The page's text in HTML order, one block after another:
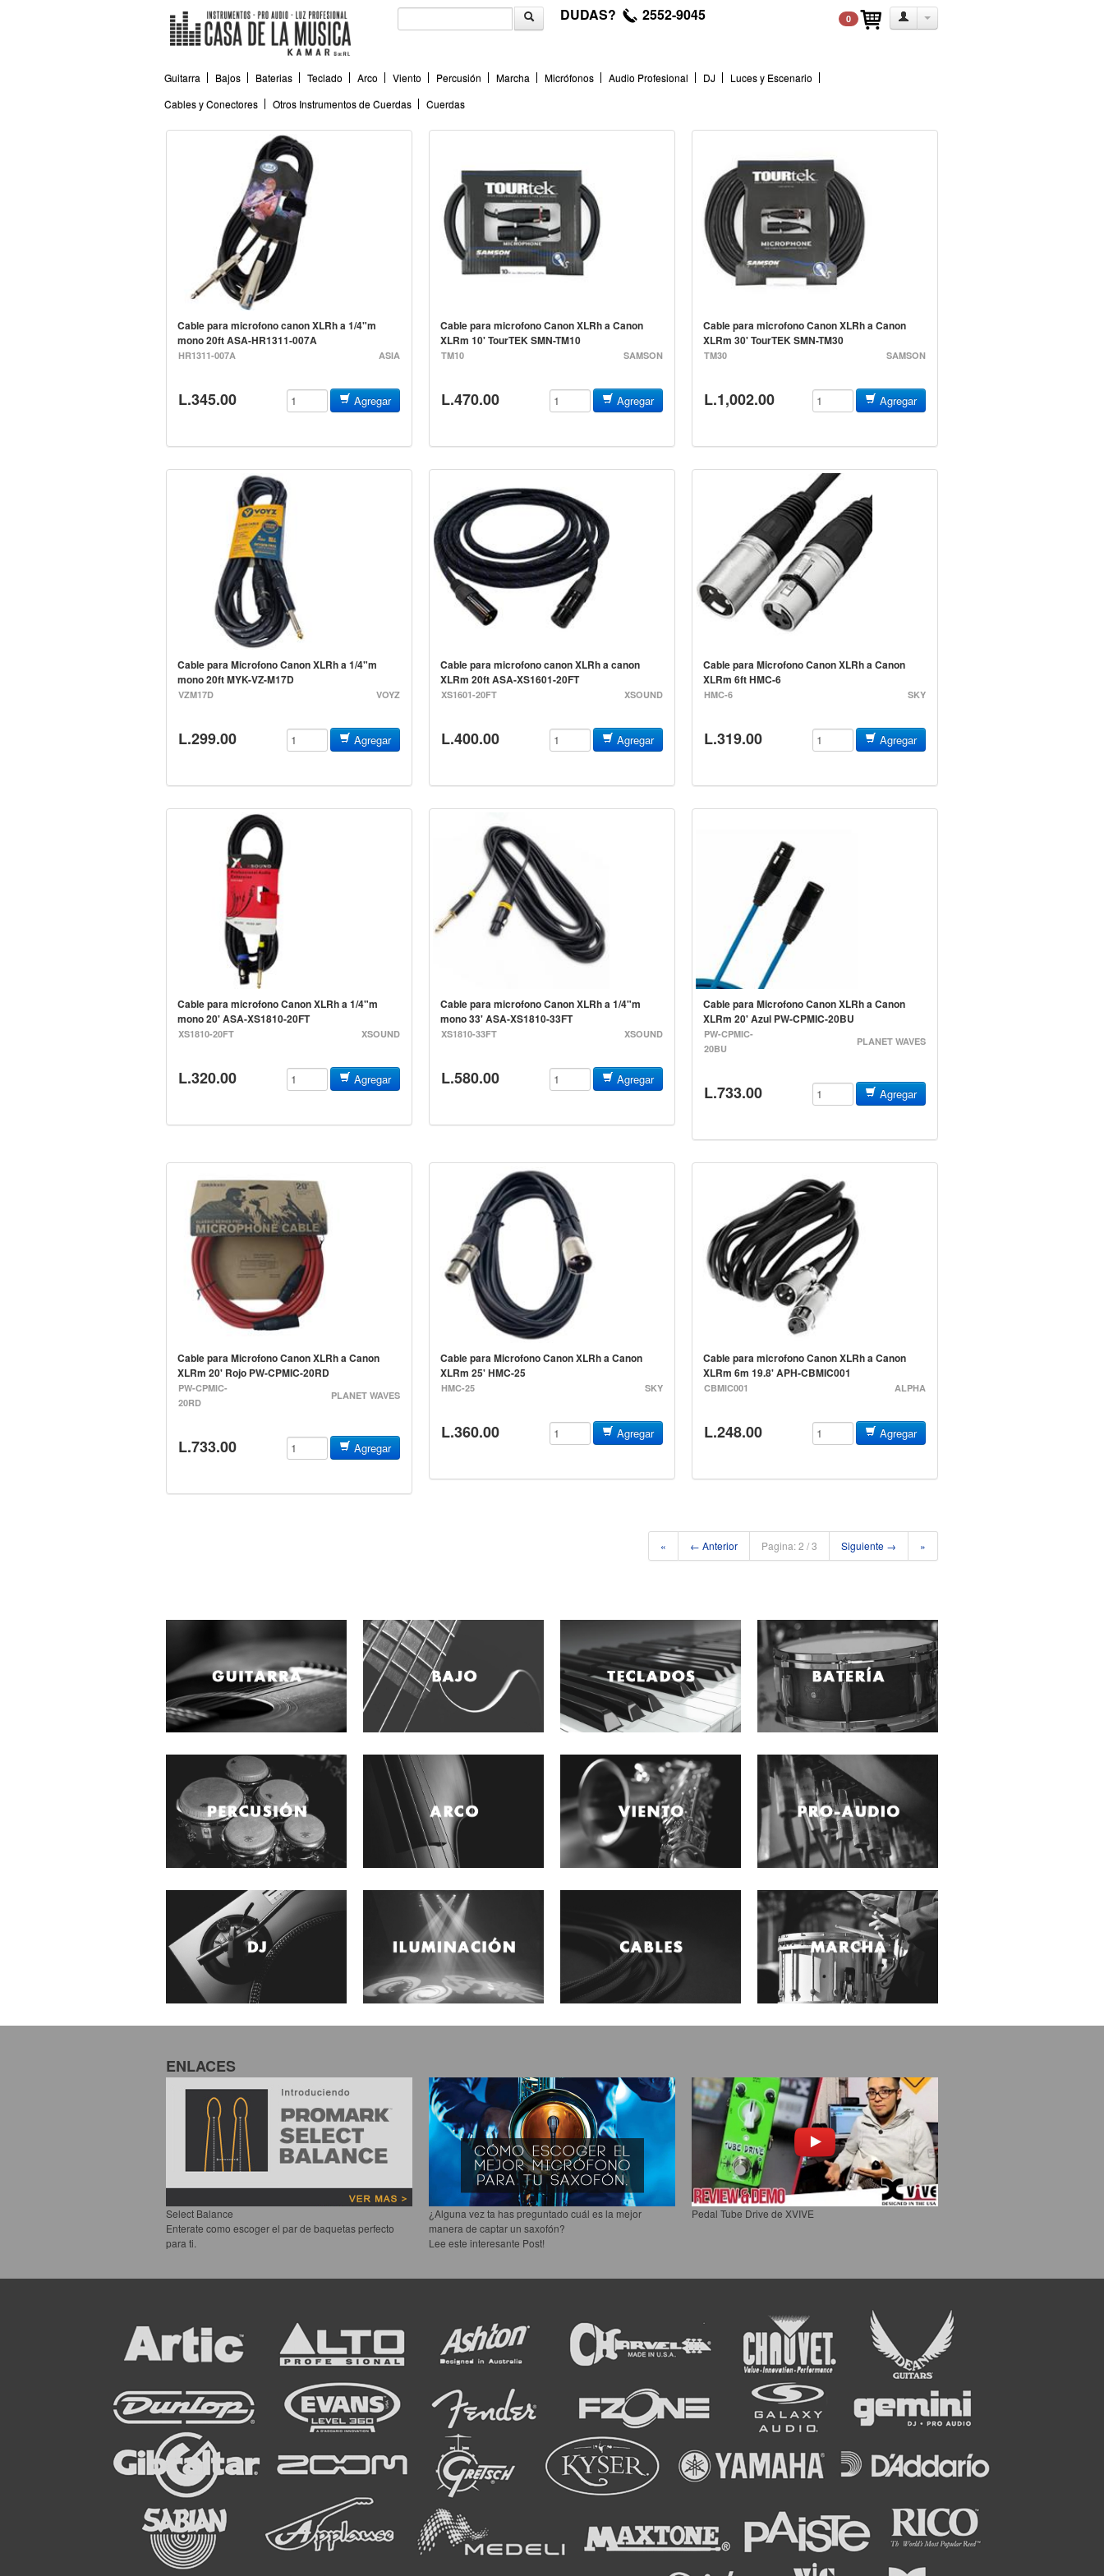
DUDAS? 2552-9045 0
Guitarra Bajos Baterias Teclado Arco Viento Percusión Marcha Micrófonos Audio Profesional DJ
Luces y Escenario
Cables y Conectores
Otros Instrumentos de Cuerdas Cuerdas
Cable para microfono canon XLRh a 1/4"m
mono 20ft ASA-HR1311-007A
HR1311-007A ASIA
L.345.00 Agregar
Cable para microfono Canon XLRh a Canon
XLRm 10' TourTEK SMN-TM10
TM10 SAMSON
L.470.00 Agregar
Cable para microfono Canon XLRh a Canon
XLRm 30' TourTEK SMN-TM30
TM30 SAMSON
L.1,002.00 Agregar
Cable para Microfono Canon XLRh a 1/4"m
mono 20ft MYK-VZ-M17D
VZM17D VOYZ
L.299.00 Agregar
Cable para microfono canon XLRh a canon
XLRm 20ft ASA-XS1601-20FT
XS1601-20FT XSOUND
L.400.00 Agregar
Cable para Microfono Canon XLRh a Canon
XLRm 6ft HMC-6
HMC-6 SKY
L.319.00 Agregar
Cable para microfono Canon XLRh a 1/4"m
mono 20' ASA-XS1810-20FT
XS1810-20FT XSOUND
L.320.00 Agregar
Cable para microfono Canon XLRh a 1/4"m
mono 33' ASA-XS1810-33FT
XS1810-33FT XSOUND
L.580.00 Agregar
Cable para Microfono Canon XLRh a Canon
XLRm 20' Azul PW-CPMIC-20BU
PW-CPMIC-
20BU
PLANET WAVES
L.733.00 Agregar
Cable para Microfono Canon XLRh a Canon
XLRm 20' Rojo PW-CPMIC-20RD
PW-CPMIC-
20RD
PLANET WAVES
L.733.00 Agregar
Cable para Microfono Canon XLRh a Canon
XLRm 25' HMC-25
HMC-25 SKY
L.360.00 Agregar
Cable para microfono Canon XLRh a Canon
XLRm 6m 19.8' APH-CBMIC001
CBMIC001 ALPHA
L.248.00 Agregar
« ← Anterior Pagina: 2 / 3 Siguiente → »
ENLACES
Select Balance
Enterate como escoger el par de baquetas perfecto
para ti.
¿Alguna vez ta has preguntado cuál es la mejor
manera de captar un saxofón?
Lee este interesante Post!
Pedal Tube Drive de XVIVE